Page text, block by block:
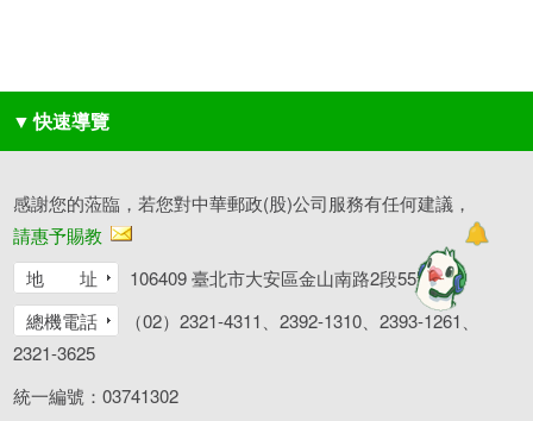
▼ 快速導覽
感謝您的蒞臨，若您對中華郵政(股)公司服務有任何建議，
請惠予賜教
地 址
106409 臺北市大安區金山南路2段55號
總機電話
（02）2321-4311、2392-1310、2393-1261、
2321-3625
統一編號：03741302